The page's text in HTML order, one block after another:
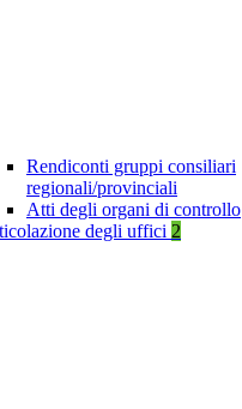
Rendiconti gruppi consiliari
regionali/provinciali
Atti degli organi di controllo
degli uffici 2